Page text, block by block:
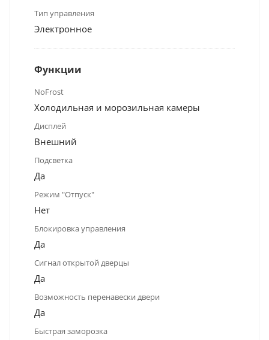
Тип управления
Электронное
Функции
NoFrost
Холодильная и морозильная камеры
Дисплей
Внешний
Подсветка
Да
Режим "Отпуск"
Нет
Блокировка управления
Да
Сигнал открытой дверцы
Да
Возможность перенавески двери
Да
Быстрая заморозка